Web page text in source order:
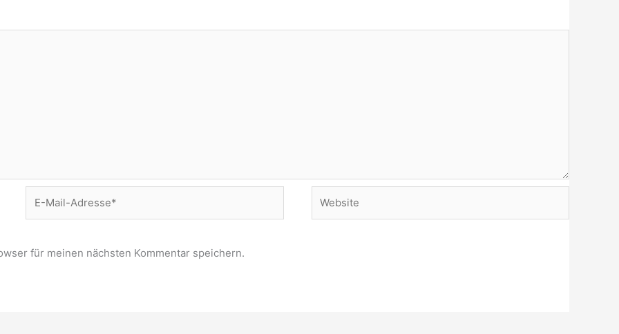
Mail-
für meinen nächsten Kommentar speichern.